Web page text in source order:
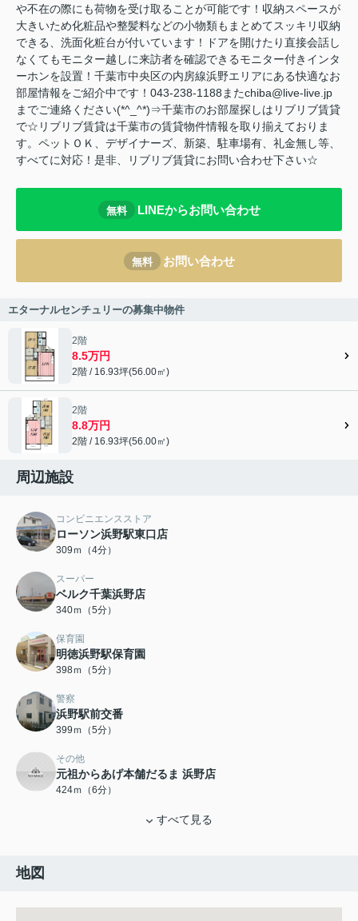
や不在の際にも荷物を受け取ることが可能です！収納スペースが
大きいため化粧品や整髪料などの小物類もまとめてスッキリ収納
できる、洗面化粧台が付いています！ドアを開けたり直接会話し
なくてもモニター越しに来訪者を確認できるモニター付きインタ
ーホンを設置！千葉市中央区の内房線浜野エリアにある快適なお
部屋情報をご紹介中です！043-238-1188またchiba@live-live.jp
までご連絡ください(*^_^*)⇒千葉市のお部屋探しはリブリブ賃貸
で☆リブリブ賃貸は千葉市の賃貸物件情報を取り揃えておりま
す。ペットＯＫ、デザイナーズ、新築、駐車場有、礼金無し等、
すべてに対応！是非、リブリブ賃貸にお問い合わせ下さい☆
無料 LINEからお問い合わせ
無料 お問い合わせ
エターナルセンチュリーの募集中物件
2階
8.5万円
2階 / 16.93坪(56.00㎡)
2階
8.8万円
2階 / 16.93坪(56.00㎡)
周辺施設
コンビニエンスストア
ローソン浜野駅東口店
309ｍ（4分）
スーパー
ベルク千葉浜野店
340ｍ（5分）
保育園
明徳浜野駅保育園
398ｍ（5分）
警察
浜野駅前交番
399ｍ（5分）
その他
元祖からあげ本舗だるま 浜野店
424ｍ（6分）
すべて見る
地図